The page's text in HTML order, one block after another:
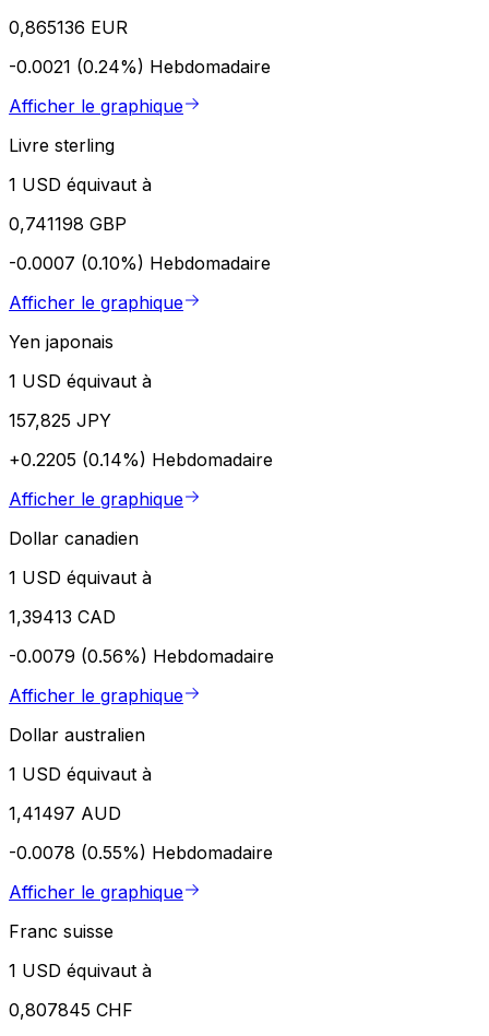
0,865136 EUR
-0.0021 (0.24%) Hebdomadaire
Afficher le graphique
Livre sterling
1 USD équivaut à
0,741198 GBP
-0.0007 (0.10%) Hebdomadaire
Afficher le graphique
Yen japonais
1 USD équivaut à
157,825 JPY
+0.2205 (0.14%) Hebdomadaire
Afficher le graphique
Dollar canadien
1 USD équivaut à
1,39413 CAD
-0.0079 (0.56%) Hebdomadaire
Afficher le graphique
Dollar australien
1 USD équivaut à
1,41497 AUD
-0.0078 (0.55%) Hebdomadaire
Afficher le graphique
Franc suisse
1 USD équivaut à
0,807845 CHF